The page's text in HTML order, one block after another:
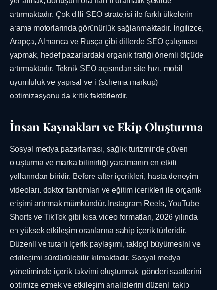
artırmaktadır. Çok dilli SEO stratejisi ile farklı ülkelerin
arama motorlarında görünürlük sağlanmaktadır. İngilizce,
Arapça, Almanca ve Rusça gibi dillerde SEO çalışması
yapmak, hedef pazarlardaki organik trafiği önemli ölçüde
artırmaktadır. Teknik SEO açısından site hızı, mobil
uyumluluk ve yapısal veri (schema markup)
optimizasyonu da kritik faktörlerdir.
İnsan Kaynakları ve Ekip Oluşturma
Sosyal medya pazarlaması, sağlık turizminde güven
oluşturma ve marka bilinirliği yaratmanın en etkili
yollarından biridir. Before-after içerikleri, hasta deneyim
videoları, doktor tanıtımları ve eğitim içerikleri ile organik
erişimi artırmak mümkündür. Instagram Reels, YouTube
Shorts ve TikTok gibi kısa video formatları, 2026 yılında
en yüksek etkileşim oranlarına sahip içerik türleridir.
Düzenli ve tutarlı içerik paylaşımı, takipçi büyümesini ve
etkileşimi sürdürülebilir kılmaktadır. Sosyal medya
yönetiminde içerik takvimi oluşturmak, gönderi saatlerini
optimize etmek ve etkileşim analizlerini düzenli takip